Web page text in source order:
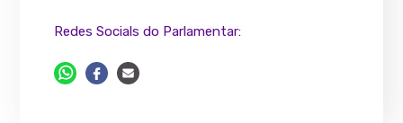
Redes Socials do Parlamentar: